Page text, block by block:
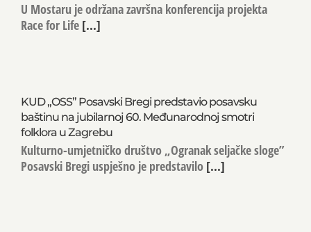
U Mostaru je održana završna konferencija projekta
Race for Life [...]
KUD „OSS” Posavski Bregi predstavio posavsku
baštinu na jubilarnoj 60. Međunarodnoj smotri
folklora u Zagrebu
Kulturno-umjetničko društvo „Ogranak seljačke sloge”
Posavski Bregi uspješno je predstavilo [...]